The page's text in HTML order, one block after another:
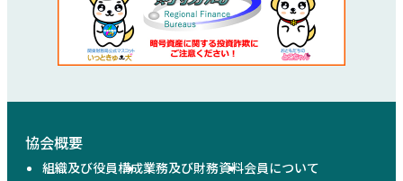
協会概要
組織及び役員構成業務及び財務資料会員について